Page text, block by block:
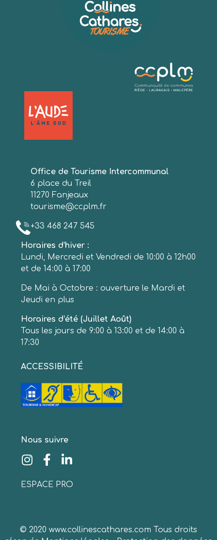
Office de Tourisme Intercommunal
6 place du Treil
11270 Fanjeaux
tourisme@ccplm.fr
+33 468 247 545
Horaires d’hiver :
Lundi, Mercredi et Vendredi de 10:00 à 12h00
et de 14:00 à 17:00
De Mai à Octobre : ouverture le Mardi et
Jeudi en plus
Horaires d’été (Juillet Août)
Tous les jours de 9:00 à 13:00 et de 14:00 à
17:30
ACCESSIBILITÉ
Nous suivre
ESPACE PRO
© 2020 www.collinescathares.com Tous droits